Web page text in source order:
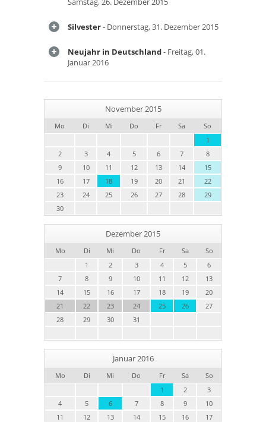
Silvester- Donnerstag, 31. Dezember 2015
Neujahr in Deutschland- Freitag, 01.
Januar 2016
November 2015
Mo Di Mi Do Fr Sa
So
1
2
3 4 5 6 7
8
9
10 11 12 13 14
15
16
17 18 19 20 21
22
23
24 25 26 27 28
29
30
Dezember 2015
Mo Di Mi Do Fr Sa
So
1
2 3 4 5
6
7
8 9 10 11 12
13
14
15 16 17 18 19
20
21
22 23 24 25 26
27
28
29 30 31
Januar 2016
Mo Di Mi Do Fr Sa
So
1
2
3
4
5 6 7 8 9
10
11
12 13 14 15 16
17